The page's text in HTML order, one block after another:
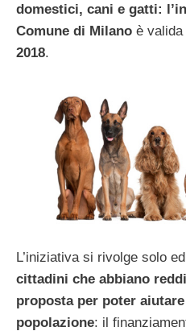
domestici, cani e gatti:
Comune di Milano è
2018.
L’iniziativa si rivolge solo
cittadini che abbiano
proposta per poter
popolazione: il